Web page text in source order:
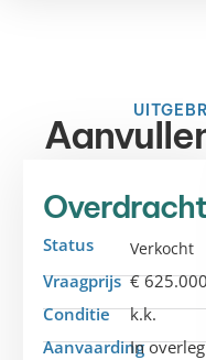
Overdracht
Status Verkocht
Vraagprijs €
Conditie
k.k.
AanvaardingIn overleg